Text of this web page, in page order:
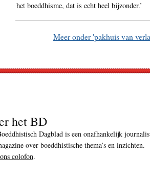
het boeddhisme, dat is echt heel bijzonder.’
Meer onder 'pakhuis van
het BD
Dagblad is een onafhankelijk
over boeddhistische thema’s en inzichten.
colofon.